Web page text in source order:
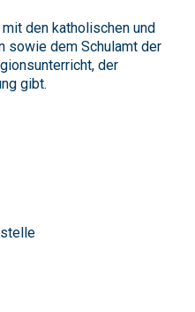
den katholischen und
sowie dem Schulamt der
der
gibt.